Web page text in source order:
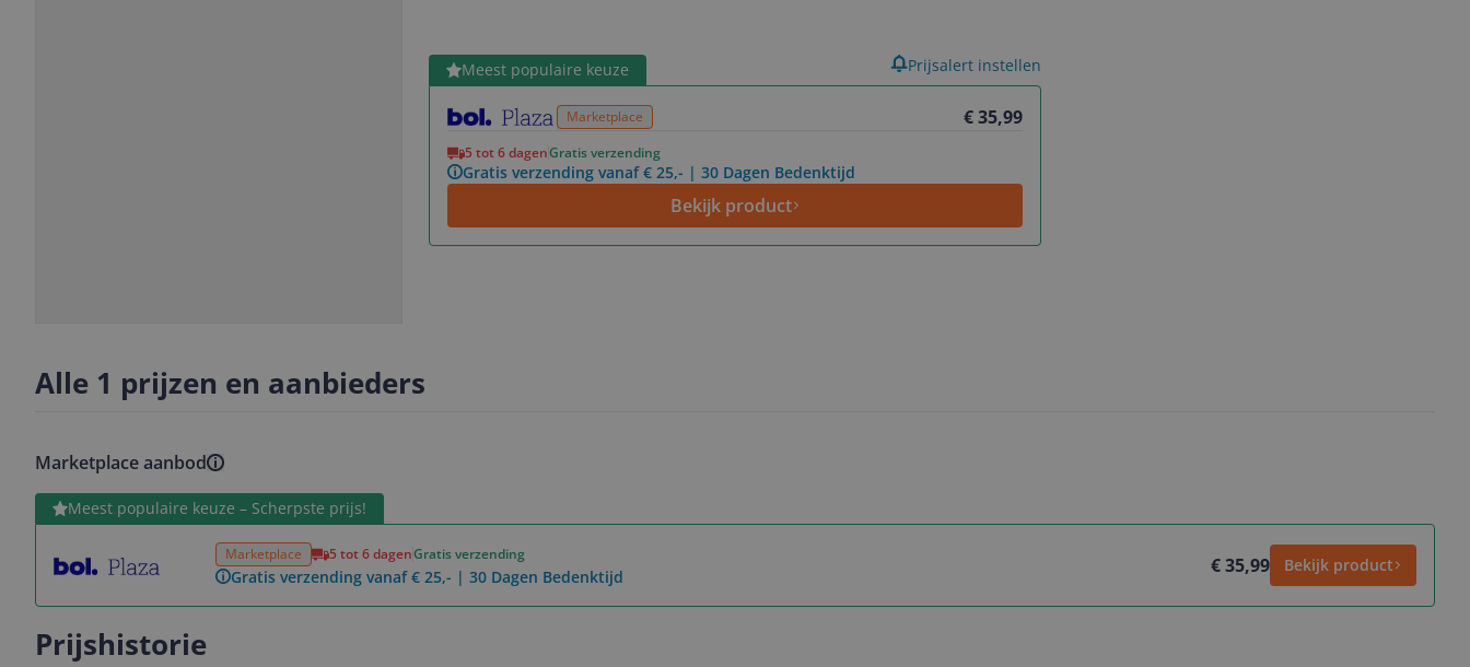
Er zijn geen artikelen gevonden.
Meest populaire keuze
Marketplace € 35,99
5 tot 6 dagenGratis verzending
Gratis verzending vanaf € 25,- | 30 Dagen Bedenktijd
Bekijk product
Bekijk product Prijsalert instellen
Alle 1 prijzen en aanbieders
Marketplace aanbod
Meest populaire keuze – Scherpste prijs!
Marketplace 5 tot 6 dagenGratis verzending
Gratis verzending vanaf € 25,- | 30 Dagen Bedenktijd € 35,99 Bekijk product
Bekijk product
Prijshistorie